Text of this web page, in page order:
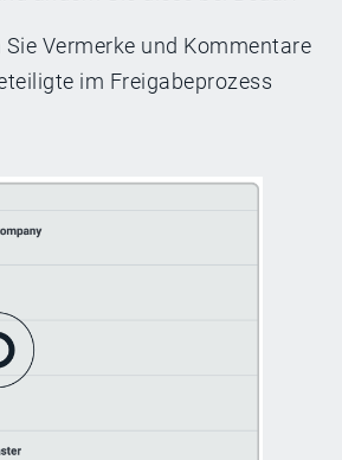
Vermerke und Kommentare
im Freigabeprozess